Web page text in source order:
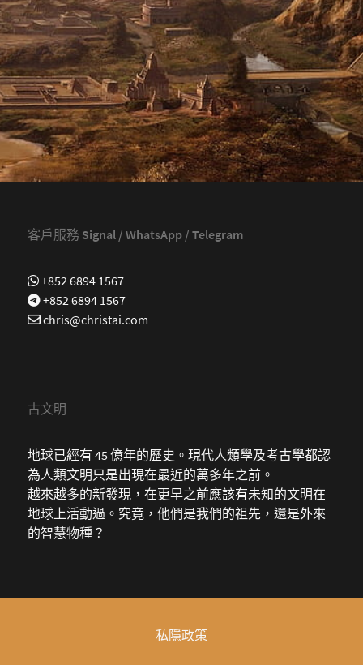
客戶服務 Signal / WhatsApp / Telegram
+852 6894 1567
+852 6894 1567
chris@christai.com
古文明
地球已經有 45 億年的歷史。現代人類學及考古學都認
為人類文明只是出現在最近的萬多年之前。
越來越多的新發現，在更早之前應該有未知的文明在
地球上活動過。究竟，他們是我們的祖先，還是外來
的智慧物種？
私隱政策